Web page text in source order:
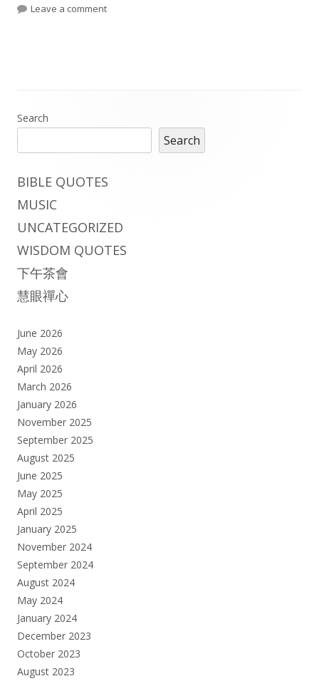
on
Leave a commenton enemies
Main
Sidebar
Search
Search
BIBLE QUOTES
MUSIC
UNCATEGORIZED
WISDOM QUOTES
下午茶會
慧眼禪心
June 2026
May 2026
April 2026
March 2026
January 2026
November 2025
September 2025
August 2025
June 2025
May 2025
April 2025
January 2025
November 2024
September 2024
August 2024
May 2024
January 2024
December 2023
October 2023
August 2023